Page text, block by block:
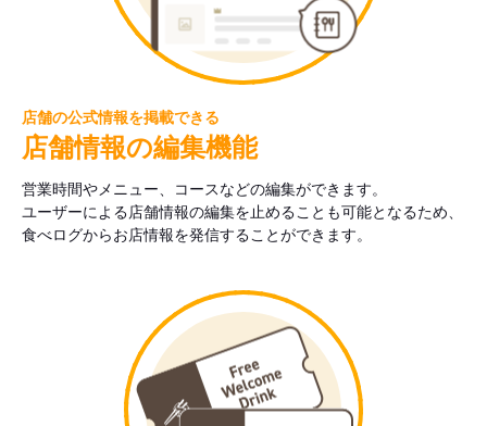
店舗の公式情報を掲載できる
店舗情報の編集機能
営業時間やメニュー、コースなどの編集ができます。
ユーザーによる店舗情報の編集を止めることも可能となるため、
食べログからお店情報を発信することができます。